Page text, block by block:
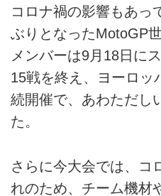
コロナ禍の影響もあっ
ぶりとなったMotoGP
メンバーは9月18日に
15戦を終え、ヨーロッ
続開催で、あわただし
た。
さらに今大会では、コ
れのため、チーム機材